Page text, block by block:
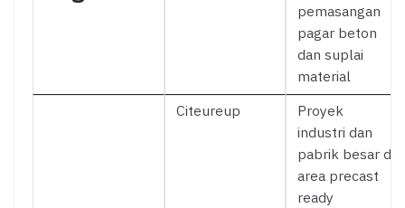
pemasangan
pagar beton
dan suplai
material
Citeureup
Proyek
industri dan
pabrik besar di
area precast
ready